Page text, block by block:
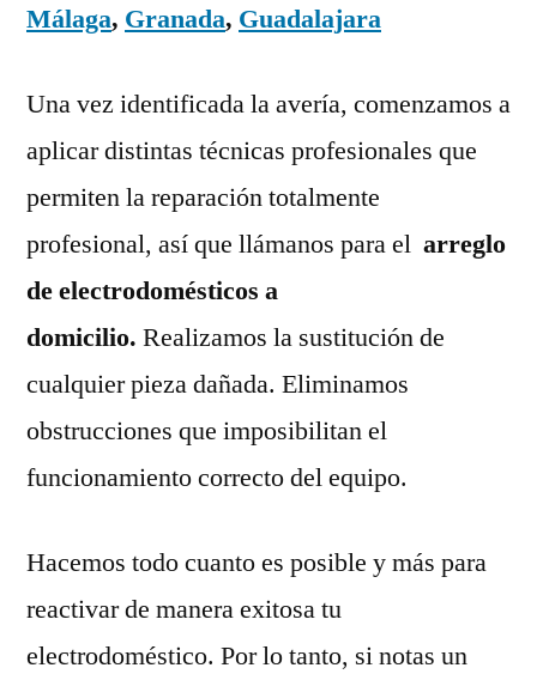
Málaga, Granada, Guadalajara
Una vez identificada la avería, comenzamos a
aplicar distintas técnicas profesionales que
permiten la reparación totalmente
profesional, así que llámanos para el arreglo
de electrodomésticos a
domicilio. Realizamos la sustitución de
cualquier pieza dañada. Eliminamos
obstrucciones que imposibilitan el
funcionamiento correcto del equipo.
Hacemos todo cuanto es posible y más para
reactivar de manera exitosa tu
electrodoméstico. Por lo tanto, si notas un